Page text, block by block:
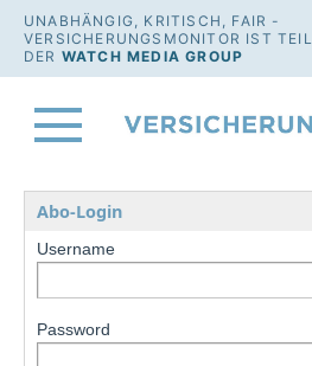
UNABHÄNGIG, KRITISCH, FAIR -
VERSICHERUNGSMONITOR IST TEIL
DER WATCH MEDIA GROUP
Abo-Login
Username
Password